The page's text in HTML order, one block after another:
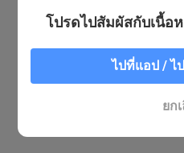
โปรดไปสัมผัสกับเนื้อ
ไปที่แอป / ไ
ยก